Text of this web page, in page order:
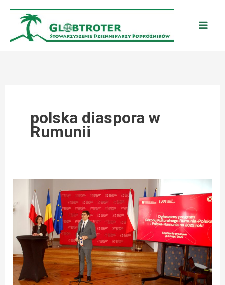
Przejdź
treści
polska diaspora w
Rumunii
–
RUMUNIA:
WSPÓLNY
SEZON
KULTURALNY
2025